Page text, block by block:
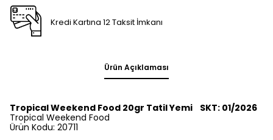
Kredi Kartına 12 Taksit İmkanı
Ürün Açıklaması
Tropical Weekend Food 20gr Tatil Yemi SKT: 01/2026
Tropical Weekend Food
Ürün Kodu: 20711